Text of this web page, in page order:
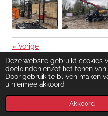
Deze website gebruikt cookies
doeleinden en/of het tonen van
Door gebruik te blijven maken
u hiermee akkoord.
Akkoord
« Vorige
© 2023 Pijnenburg Las- en